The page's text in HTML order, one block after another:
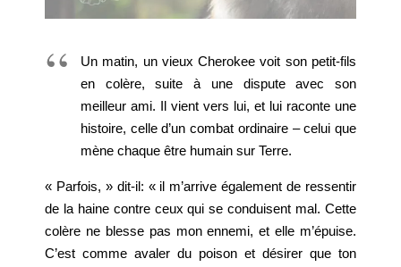
Un matin, un vieux Cherokee voit son petit-fils
en colère, suite à une dispute avec son
meilleur ami. Il vient vers lui, et lui raconte une
histoire, celle d’un combat ordinaire – celui que
mène chaque être humain sur Terre.
« Parfois, » dit-il: « il m’arrive également de ressentir
de la haine contre ceux qui se conduisent mal. Cette
colère ne blesse pas mon ennemi, et elle m’épuise.
C’est comme avaler du poison et désirer que ton